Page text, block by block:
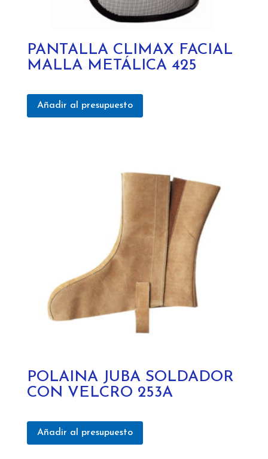
PANTALLA CLIMAX FACIAL
MALLA METÁLICA 425
Añadir al presupuesto
POLAINA JUBA SOLDADOR
CON VELCRO 253A
Añadir al presupuesto